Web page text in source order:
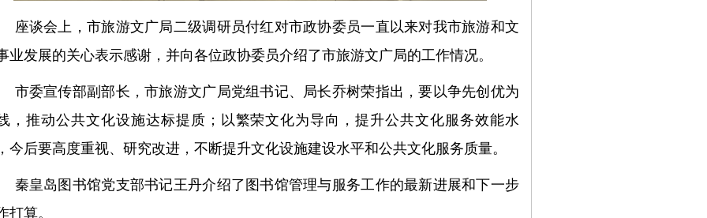
座谈会上，市旅游文广局二级调研员付红对市政协委员一直以来对我市旅游和文
业发展的关心表示感谢，并向各位政协委员介绍了市旅游文广局的工作情况。
市委宣传部副部长，市旅游文广局党组书记、局长乔树荣指出，要以争先创优为
，推动公共文化设施达标提质；以繁荣文化为导向，提升公共文化服务效能水
今后要高度重视、研究改进，不断提升文化设施建设水平和公共文化服务质量。
秦皇岛图书馆党支部书记王丹介绍了图书馆管理与服务工作的最新进展和下一步
打算。